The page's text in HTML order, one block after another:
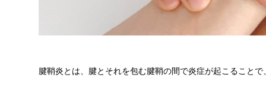
腱鞘炎とは、腱とそれを包む腱鞘の間で炎症が起こること